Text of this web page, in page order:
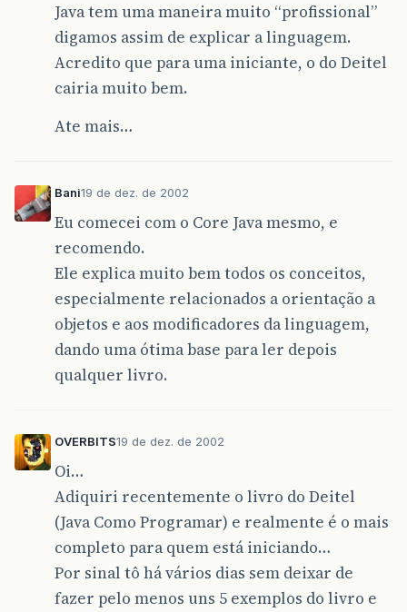
Java tem uma maneira muito “profissional”
digamos assim de explicar a linguagem.
Acredito que para uma iniciante, o do Deitel
cairia muito bem.
Ate mais…
Bani19 de dez. de 2002
Eu comecei com o Core Java mesmo, e
recomendo.
Ele explica muito bem todos os conceitos,
especialmente relacionados a orientação a
objetos e aos modificadores da linguagem,
dando uma ótima base para ler depois
qualquer livro.
OVERBITS19 de dez. de 2002
Oi…
Adiquiri recentemente o livro do Deitel
(Java Como Programar) e realmente é o mais
completo para quem está iniciando…
Por sinal tô há vários dias sem deixar de
fazer pelo menos uns 5 exemplos do livro e